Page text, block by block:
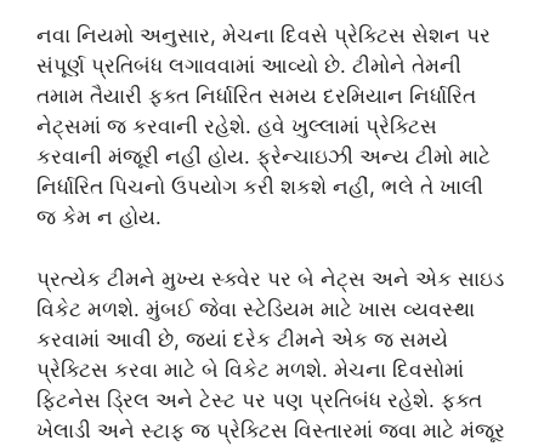
નવા નિયમો અનુસાર, મેચના દિવસે પ્રેક્ટિસ સેશન પર
સંપૂર્ણ પ્રતિબંધ લગાવવામાં આવ્યો છે. ટીમોને તેમની
તમામ તૈયારી ફક્ત નિર્ધારિત સમય દરમિયાન નિર્ધારિત
નેટ્સમાં જ કરવાની રહેશે. હવે ખુલ્લામાં પ્રેક્ટિસ
કરવાની મંજૂરી નહીં હોય. ફ્રેન્ચાઇઝી અન્ય ટીમો માટે
નિર્ધારિત પિચનો ઉપયોગ કરી શકશે નહીં, ભલે તે ખાલી
જ કેમ ન હોય.
પ્રત્યેક ટીમને મુખ્ય સ્ક્વેર પર બે નેટ્સ અને એક સાઇડ
વિકેટ મળશે. મુંબઈ જેવા સ્ટેડિયમ માટે ખાસ વ્યવસ્થા
કરવામાં આવી છે, જ્યાં દરેક ટીમને એક જ સમયે
પ્રેક્ટિસ કરવા માટે બે વિકેટ મળશે. મેચના દિવસોમાં
ફિટનેસ ડ્રિલ અને ટેસ્ટ પર પણ પ્રતિબંધ રહેશે. ફક્ત
ખેલાડી અને સ્ટાફ જ પ્રેક્ટિસ વિસ્તારમાં જવા માટે મંજૂર